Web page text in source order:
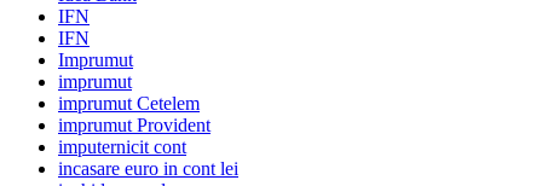
IFN
IFN
Imprumut
imprumut
imprumut Cetelem
imprumut Provident
imputernicit cont
incasare euro in cont lei